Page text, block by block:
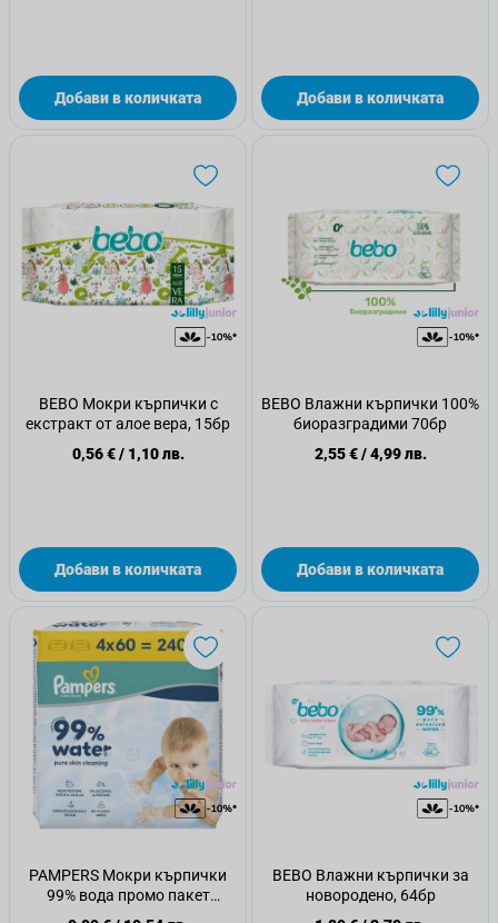
Добави в количката Добави в количката
BEBO Мокри кърпички с
екстракт от алое вера, 15бр
0,56 €/ 1,10 лв.
Добави в количката
BEBO Влажни кърпички 100%
биоразградими 70бр
2,55 €/4,99 лв.
Добави в количката
PAMPERS Мокри кърпички
99% вода промо пакет
4х60бр.
BEBO Влажни кърпички за
новородено, 64бр